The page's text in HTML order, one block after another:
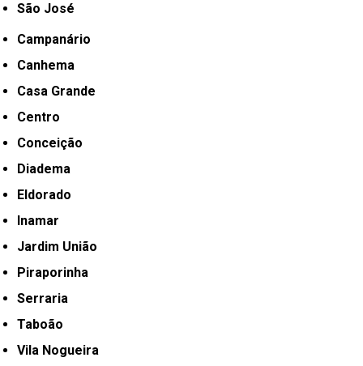
São José
Campanário
Canhema
Casa Grande
Centro
Conceição
Diadema
Eldorado
Inamar
Jardim União
Piraporinha
Serraria
Taboão
Vila Nogueira